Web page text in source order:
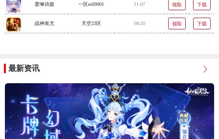
爱琳诗篇 一区ss69001 11-07 领取 下载
战神蚩尤 天空23区 08-20 领取 下载
最新资讯